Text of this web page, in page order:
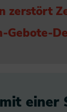
zerstört
Gebote-
einer